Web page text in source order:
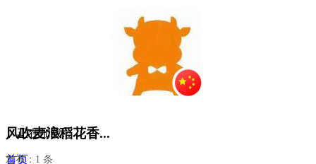
风吹麦浪稻花香...
发布：1 条
正在加载...
首页